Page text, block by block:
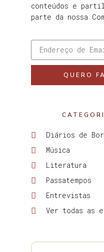
conteúdos e
parte da nossa
QUERO
Diários de
Música
Literatura
Passatempos
Entrevistas
Ver todas as